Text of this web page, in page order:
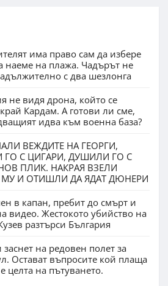
има право сам да избере
наеме на плажа. Чадърът не
с два шезлонга
не видя дрона, който се
Кардам. А готови ли сме,
идва към военна база?
ВЕЖДИТЕ НА ГЕОРГИ,
ГО С ЦИГАРИ, ДУШИЛИ ГО С
ПЛИК. НАКРАЯ ВЗЕЛИ
МУ И ОТИШЛИ ДА ЯДАТ ДЮНЕРИ
в капан, пребит до смърт и
видео. Жестокото убийство на
разтърси България
заснет на редовен полет за
Остават въпросите кой плаща
целта на пътуването.